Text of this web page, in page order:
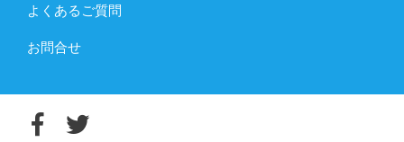
よくあるご質問
お問合せ